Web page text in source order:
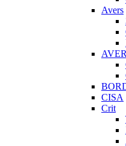
Avers
CISA
Crit